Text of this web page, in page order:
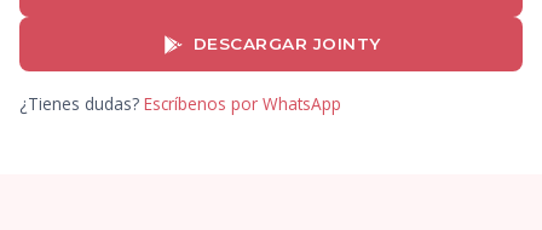
DESCARGAR JOINTY
¿Tienes dudas? Escríbenos por WhatsApp